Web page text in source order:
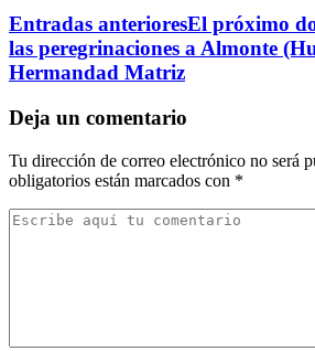
Entradas anterioresEl próximo
las peregrinaciones a Almonte
Hermandad Matriz
Deja un comentario
Tu dirección de correo electrónico no será
obligatorios están marcados con *